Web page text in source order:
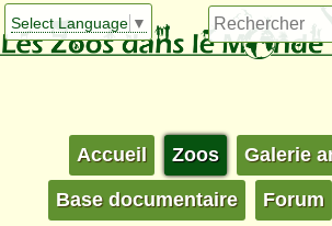
Select Language ▼
Accueil Zoos Galerie
Base documentaire Forum